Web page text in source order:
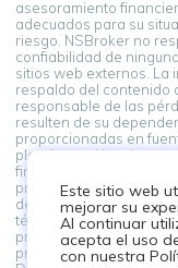
asesoramiento
adecuados para su
riesgo. NSBroker no
confiabilidad de
sitios web externos. La
respaldo del contenido
responsable de las
resulten de su
proporcionadas en
plataforma. Usted
financieras. Al acceder
proporcionados en
descargo de
términos, absténgase
presentadas en
profesional al tomar
Este sitio web
mejorar su
Al continuar
acepta el uso
con nuestra